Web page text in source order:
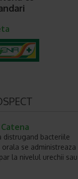
distrugand bacteriile
se administreaza
la nivelul urechii sau